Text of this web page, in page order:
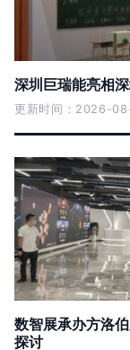
深圳巨瑞能亮相
更新时间：2026-
数智展承办方洛
探讨